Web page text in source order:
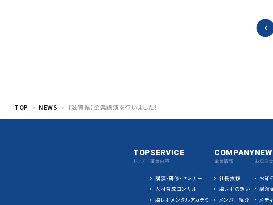
TOP NEWS 【滋賀県】企業講演を行いました！
TOP
トップ
SERVICE
事業内容
講演・研修・セミナー
人材育成コンサル
脳レボメンタルアカデミー
COMPANY
企業情報
社長挨拶
脳レボの想い
メンバー紹介
お知らせ
お知
講演
メデ